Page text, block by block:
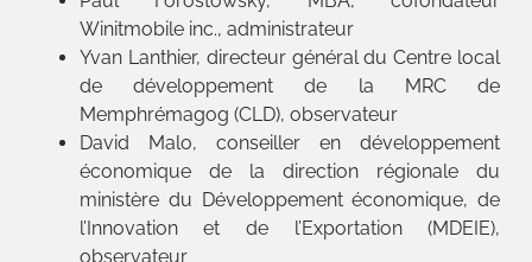
Winitmobile inc., administrateur
Yvan Lanthier, directeur général du Centre local
de développement de la MRC de
Memphrémagog (CLD), observateur
David Malo, conseiller en développement
économique de la direction régionale du
ministère du Développement économique, de
l’Innovation et de l’Exportation (MDEIE),
observateur